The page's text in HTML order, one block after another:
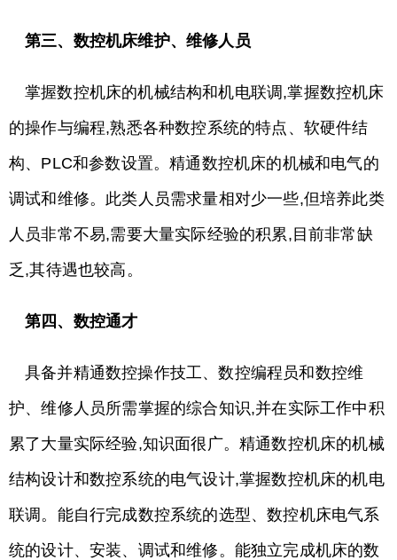
第三、数控机床维护、维修人员
掌握数控机床的机械结构和机电联调,掌握数控机床
的操作与编程,熟悉各种数控系统的特点、软硬件结
构、PLC和参数设置。精通数控机床的机械和电气的
调试和维修。此类人员需求量相对少一些,但培养此类
人员非常不易,需要大量实际经验的积累,目前非常缺
乏,其待遇也较高。
第四、数控通才
具备并精通数控操作技工、数控编程员和数控维
护、维修人员所需掌握的综合知识,并在实际工作中积
累了大量实际经验,知识面很广。精通数控机床的机械
结构设计和数控系统的电气设计,掌握数控机床的机电
联调。能自行完成数控系统的选型、数控机床电气系
统的设计、安装、调试和维修。能独立完成机床的数